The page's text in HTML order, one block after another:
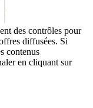
des contrôles pour
diffusées. Si
contenus
en cliquant sur